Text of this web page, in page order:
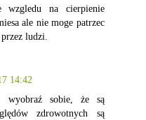
wzgledu na cierpienie
ale nie moge patrzec
ludzi.
14:42
wyobraź sobie, że są
zdrowotnych są